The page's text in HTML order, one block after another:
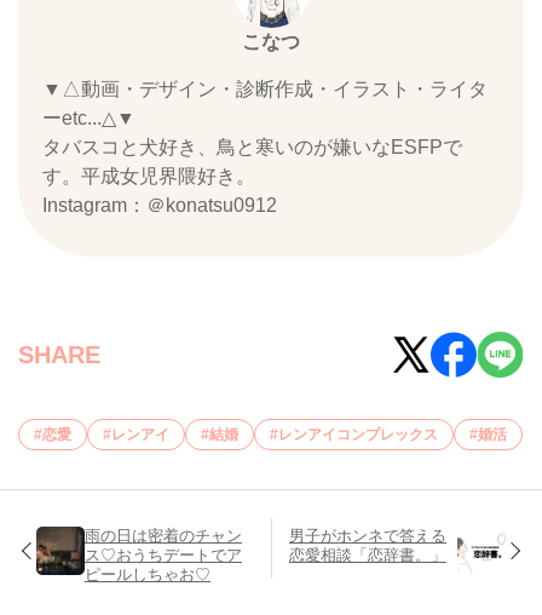
こなつ
▼△動画・デザイン・診断作成・イラスト・ライタ
ーetc...△▼
タバスコと犬好き、鳥と寒いのが嫌いなESFPで
す。平成女児界隈好き。
Instagram：＠konatsu0912
SHARE
恋愛 レンアイ 結婚 レンアイコンプレックス 婚活
雨の日は密着のチャン
ス♡おうちデートでア
ピールしちゃお♡
男子がホンネで答える
恋愛相談「恋辞書。」